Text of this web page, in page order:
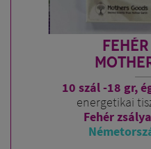
10 szál -18 gr,
energetikai
Fehér